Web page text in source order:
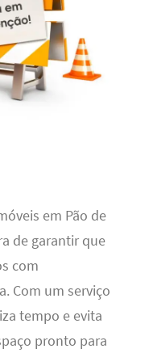
em Pão de
de garantir que
com
Com um serviço
tempo e evita
pronto para